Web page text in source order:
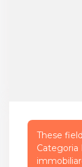
These
Categoria